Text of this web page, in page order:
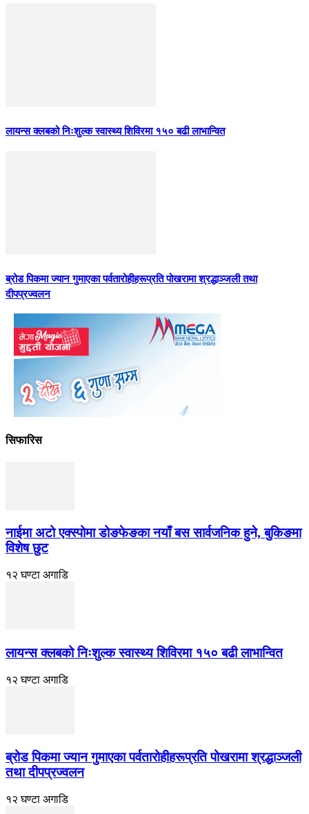
लायन्स क्लबको निःशुल्क स्वास्थ्य शिविरमा १५० बढी लाभान्वित
ब्रोड पिकमा ज्यान गुमाएका पर्वतारोहीहरूप्रति पोखरामा श्रद्धाञ्जली तथा
दीपप्रज्वलन
सिफारिस
नाईमा अटो एक्स्पोमा डोङफेङका नयाँ बस सार्वजनिक हुने, बुकिङमा
विशेष छुट
१२ घण्टा अगाडि
लायन्स क्लबको निःशुल्क स्वास्थ्य शिविरमा १५० बढी लाभान्वित
१२ घण्टा अगाडि
ब्रोड पिकमा ज्यान गुमाएका पर्वतारोहीहरूप्रति पोखरामा श्रद्धाञ्जली
तथा दीपप्रज्वलन
१२ घण्टा अगाडि